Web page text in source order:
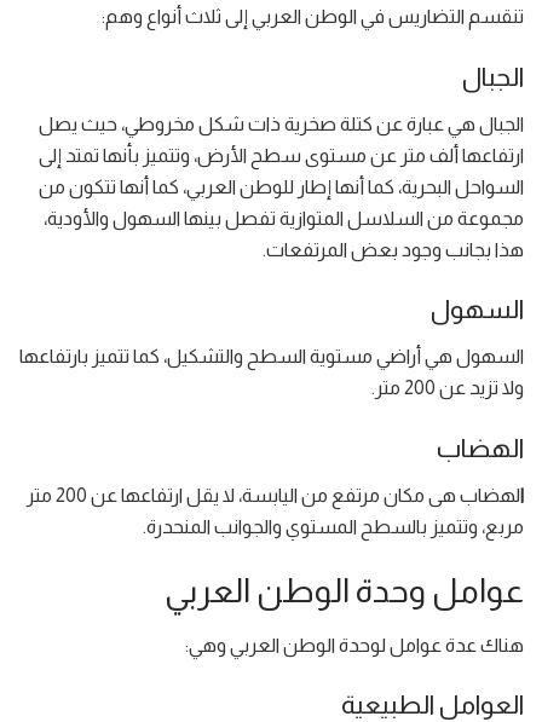
تنقسم التضاريس في الوطن العربي إلى ثلاث أنواع وهم:
الجبال
الجبال هي عبارة عن كتلة صخرية ذات شكل مخروطي، حيث يصل
ارتفاعها ألف متر عن مستوى سطح الأرض، وتتميز بأنها تمتد إلى
السواحل البحرية، كما أنها إطار للوطن العربي، كما أنها تتكون من
مجموعة من السلاسل المتوازية تفصل بينها السهول والأودية،
هذا بجانب وجود بعض المرتفعات.
السهول
السهول هي أراضي مستوية السطح والتشكيل، كما تتميز بارتفاعها
ولا تزيد عن 200 متر.
الهضاب
ا
لهضاب هى مكان مرتفع من اليابسة، لا يقل ارتفاعها عن 200 متر
مربع، وتتميز بالسطح المستوي والجوانب المنحدرة.
عوامل وحدة الوطن العربي
هناك عدة عوامل لوحدة الوطن العربي وهي:
العوامل الطبيعية